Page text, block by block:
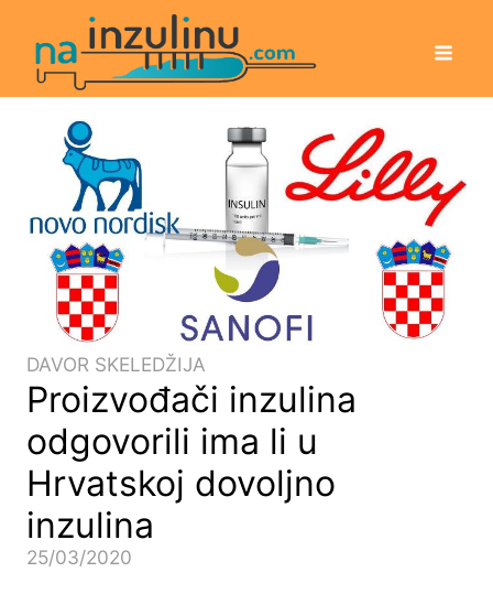
DAVOR SKELEDŽIJA
Proizvođači inzulina
odgovorili ima li u
Hrvatskoj dovoljno
inzulina
25/03/2020